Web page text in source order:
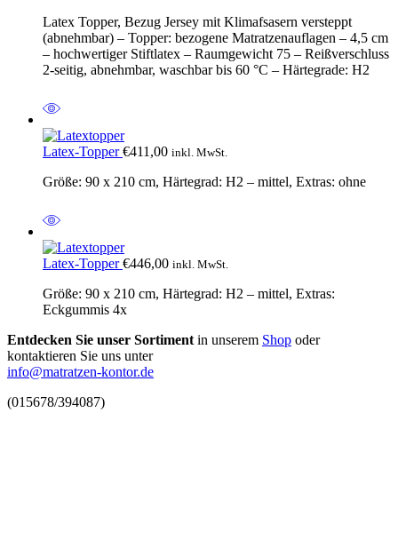
Latex Topper, Bezug Jersey mit Klimafsasern versteppt
(abnehmbar) – Topper: bezogene Matratzenauflagen – 4,5 cm
– hochwertiger Stiftlatex – Raumgewicht 75 – Reißverschluss
2-seitig, abnehmbar, waschbar bis 60 °C – Härtegrade: H2
Latex-Topper€411,00 inkl. MwSt.
Größe: 90 x 210 cm, Härtegrad: H2 – mittel, Extras: ohne
Latex-Topper€446,00 inkl. MwSt.
Größe: 90 x 210 cm, Härtegrad: H2 – mittel, Extras:
Eckgummis 4x
Entdecken Sie unser Sortiment in unserem Shop oder
kontaktieren Sie uns unter
info@matratzen-kontor.de
(015678/394087)